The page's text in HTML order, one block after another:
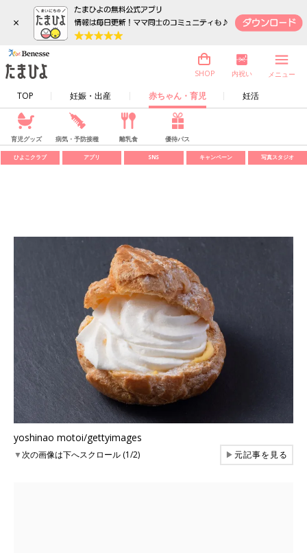
×
TOP 妊娠・出産 赤ちゃん・育児 妊活
SHOP 内祝い メニュー
育児グッズ 病気・予防接種 離乳食 優待パス
ひよこクラブ アプリ SNS キャンペーン 写真スタジオ
yoshinao motoi/gettyimages
▼次の画像は下へスクロール (1/2) ▶元記事を見る